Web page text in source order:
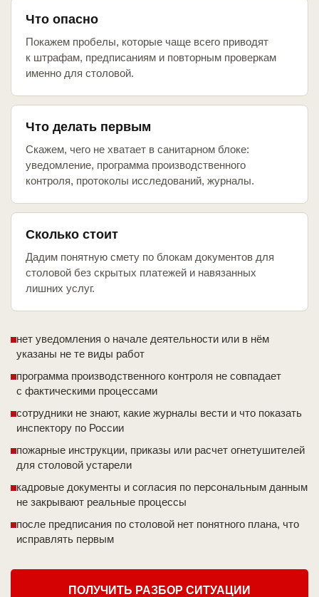
Что опасно
Покажем пробелы, которые чаще всего приводят
к штрафам, предписаниям и повторным проверкам
именно для столовой.
Что делать первым
Скажем, чего не хватает в санитарном блоке:
уведомление, программа производственного
контроля, протоколы исследований, журналы.
Сколько стоит
Дадим понятную смету по блокам документов для
столовой без скрытых платежей и навязанных
лишних услуг.
нет уведомления о начале деятельности или в нём
указаны не те виды работ
программа производственного контроля не совпадает
с фактическими процессами
сотрудники не знают, какие журналы вести и что показать
инспектору по России
пожарные инструкции, приказы или расчет огнетушителей
для столовой устарели
кадровые документы и согласия по персональным данным
не закрывают реальные процессы
после предписания по столовой нет понятного плана, что
исправлять первым
ПОЛУЧИТЬ РАЗБОР СИТУАЦИИ